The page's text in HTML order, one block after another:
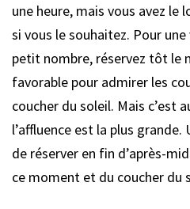
une heure, mais vous avez le
si vous le souhaitez. Pour
petit nombre, réservez tôt le
favorable pour admirer les
coucher du soleil. Mais c’est
l’affluence est la plus
de réserver en fin d’après-
ce moment et du coucher du